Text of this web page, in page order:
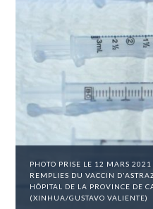
PHOTO PRISE LE 12 MARS
REMPLIES DU VACCIN
HÔPITAL DE LA PROVINCE DE
(XINHUA/GUSTAVO VALIENTE)